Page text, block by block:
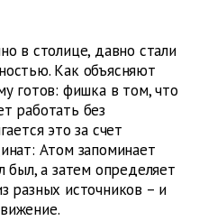
в столице, давно стали
Как объясняют
готов: фишка в том, что
работать без
это за счет
Атом запоминает
был, а затем определяет
разных источников – и